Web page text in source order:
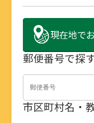
現在地で
郵便番号で探
市区町村名・